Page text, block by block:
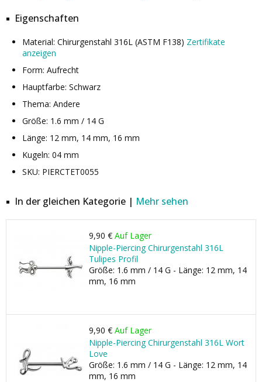
Eigenschaften
Material: Chirurgenstahl 316L (ASTM F138) Zertifikate
anzeigen
Form: Aufrecht
Hauptfarbe: Schwarz
Thema: Andere
Größe: 1.6 mm / 14 G
Länge: 12 mm, 14 mm, 16 mm
Kugeln: 04 mm
SKU: PIERCTET0055
In der gleichen Kategorie | Mehr sehen
9,90 € Auf Lager
Nipple-Piercing Chirurgenstahl 316L
Tulipes Profil
Größe: 1.6 mm / 14 G - Länge: 12 mm, 14
mm, 16 mm
9,90 € Auf Lager
Nipple-Piercing Chirurgenstahl 316L Wort
Love
Größe: 1.6 mm / 14 G - Länge: 12 mm, 14
mm, 16 mm